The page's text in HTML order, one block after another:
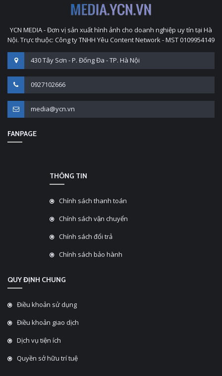
YCN MEDIA - Đơn vị sản xuất hình ảnh cho doanh nghiệp uy tín tại Hà
Nội. Trực thuộc: Công ty TNHH Yêu Content Network - MST 0109954149
430 Tây Sơn - P. Đống Đa - TP. Hà Nội
0927102666
media@ycn.vn
FANPAGE
THÔNG TIN
Chính sách thanh toán
Chính sách vận chuyển
Chính sách đổi trả
Chính sách bảo hành
QUY ĐỊNH CHUNG
Điều khoản sử dụng
Điều khoản giao dịch
Dịch vụ tiện ích
Quyền sở hữu trí tuệ